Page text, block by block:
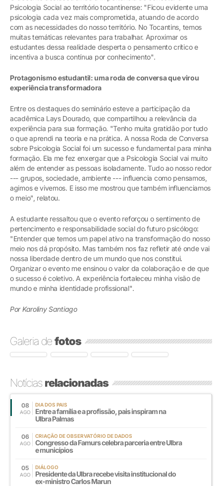
Psicologia Social ao território tocantinense: "Ficou evidente uma
psicologia cada vez mais comprometida, atuando de acordo
com as necessidades do nosso território. No Tocantins, temos
muitas temáticas relevantes para trabalhar. Aproximar os
estudantes dessa realidade desperta o pensamento crítico e
incentiva a busca contínua por conhecimento".
Protagonismo estudantil: uma roda de conversa que virou
experiência transformadora
Entre os destaques do seminário esteve a participação da
acadêmica Lays Dourado, que compartilhou a relevância da
experiência para sua formação. "Tenho muita gratidão por tudo
o que aprendi na teoria e na prática. A nossa Roda de Conversa
sobre Psicologia Social foi um sucesso e fundamental para minha
formação. Ela me fez enxergar que a Psicologia Social vai muito
além de entender as pessoas isoladamente. Tudo ao nosso redor
--- grupos, sociedade, ambiente --- influencia como pensamos,
agimos e vivemos. E isso me mostrou que também influenciamos
o meio", relatou.
A estudante ressaltou que o evento reforçou o sentimento de
pertencimento e responsabilidade social do futuro psicólogo:
"Entender que temos um papel ativo na transformação do nosso
meio nos dá propósito. Mas também nos faz refletir até onde vai
nossa liberdade dentro de um mundo que nos constitui.
Organizar o evento me ensinou o valor da colaboração e de que
o sucesso é coletivo. A experiência fortaleceu minha visão de
mundo e minha identidade profissional".
Por Karoliny Santiago
Galeria defotos
Notíciasrelacionadas
08
AGO
DIA DOS PAIS
Entre a família e a profissão, pais inspiram na
Ulbra Palmas
06
AGO
CRIAÇÃO DE OBSERVATÓRIO DE DADOS
Congresso da Famurs celebra parceria entre Ulbra
e municípios
05
AGO
DIÁLOGO
Presidente da Ulbra recebe visita institucional do
ex-ministro Carlos Marun